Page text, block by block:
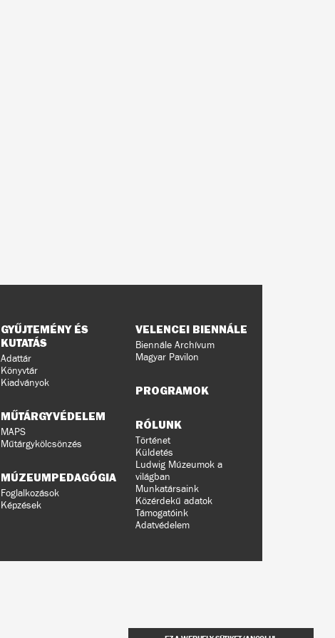
GYŰJTEMÉNY ÉS
KUTATÁS
Adattár
Könyvtár
Kiadványok
MŰTÁRGYVÉDELEM
MAPS
Műtárgykölcsönzés
MÚZEUMPEDAGÓGIA
Foglalkozások
Képzések
VELENCEI BIENNÁLE
Biennále Archívum
Magyar Pavilon
PROGRAMOK
RÓLUNK
Történet
Küldetés
Ludwig Múzeumok a
világban
Munkatársaink
Közérdekű adatok
Támogatóink
Adatvédelem